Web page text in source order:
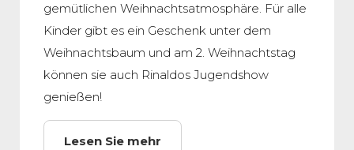
gemütlichen Weihnachtsatmosphäre. Für alle
Kinder gibt es ein Geschenk unter dem
Weihnachtsbaum und am 2. Weihnachtstag
können sie auch Rinaldos Jugendshow
genießen!
Lesen Sie mehr